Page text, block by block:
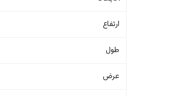
ارتفاع
طول
عرض